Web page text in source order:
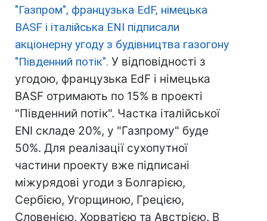
"Газпром", французька EdF, німецька
BASF і італійська ENI підписали
акціонерну угоду з будівництва газогону
"Південний потік". У відповідності з
угодою, французька EdF і німецька
BASF отримають по 15% в проекті
"Південний потік". Частка італійської
ENI складе 20%, у "Газпрому" буде
50%. Для реалізації сухопутної
частини проекту вже підписані
міжурядові угоди з Болгарією,
Сербією, Угорщиною, Грецією,
Словенією, Хорватією та Австрією. В